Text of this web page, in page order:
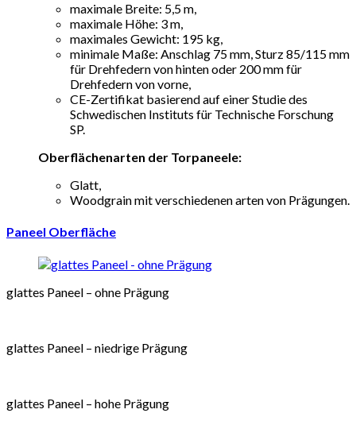
maximale Breite: 5,5 m,
maximale Höhe: 3 m,
maximales Gewicht: 195 kg,
minimale Maße: Anschlag 75 mm, Sturz 85/115 mm
für Drehfedern von hinten oder 200 mm für
Drehfedern von vorne,
CE-Zertifikat basierend auf einer Studie des
Schwedischen Instituts für Technische Forschung
SP.
Oberflächenarten der Torpaneele:
Glatt,
Woodgrain mit verschiedenen arten von Prägungen.
Paneel Oberfläche
glattes Paneel – ohne Prägung
glattes Paneel – niedrige Prägung
glattes Paneel – hohe Prägung